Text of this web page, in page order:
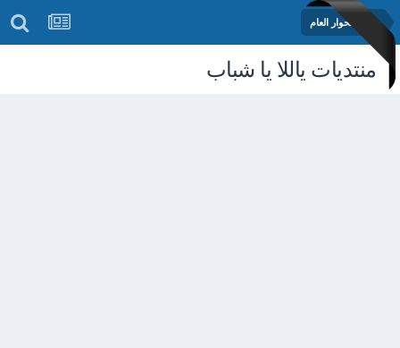
منتدى الحوار العام
منتديات ياللا يا شباب